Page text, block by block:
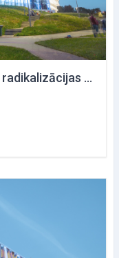
SociB009-LV : Vardarbības un radikalizācijas socioloģija